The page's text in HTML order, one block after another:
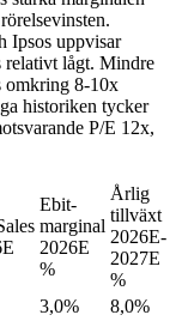
Ipsos uppvisar
relativt lågt. Mindre
omkring 8-10x
historiken tycker
P/E 12x,
Ebit-
marginal
2026E
%
Årlig
tillväxt
2026E-
2027E
%
3,0%
8,0%